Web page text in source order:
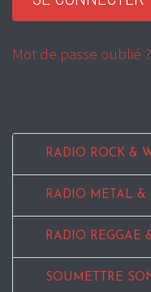
Mot de passe oublié ?
RADIO ROCK &
RADIO METAL &
RADIO REGGAE
SOUMETTRE